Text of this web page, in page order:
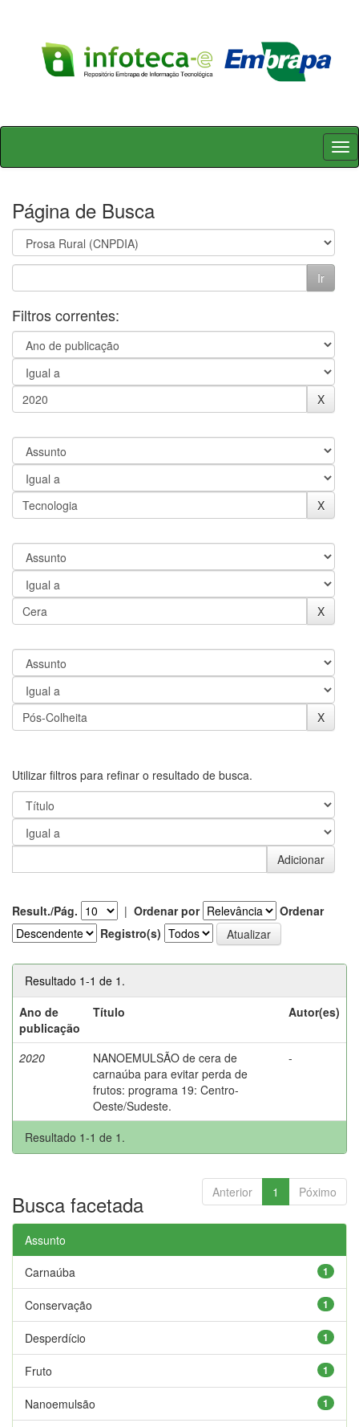
Skip
Página de Busca
Filtros correntes:
Utilizar filtros para refinar o resultado de busca.
Result./Pág. | Ordenar por
Ordenar
Registro(s)
Resultado 1-1 de 1.
Ano de
publicação
Título Autor(es)
2020
NANOEMULSÃO de cera de
carnaúba para evitar perda de
frutos: programa 19: Centro-
Oeste/Sudeste.
-
Resultado 1-1 de 1.
Anterior 1 Póximo
Busca facetada
Assunto
1
Carnaúba
1
Conservação
1
Desperdício
1
Fruto
1
Nanoemulsão